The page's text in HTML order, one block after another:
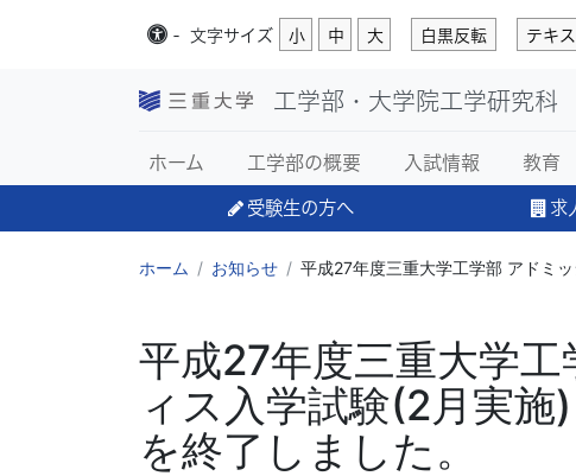
- 文字サイズ 小 中 大 白黒反転 テキ
工学部・大学院工学研究科
ホーム 工学部の概要 入試情報 教育
受験生の方へ 求
ホーム お知らせ 平成27年度三重大学工学部 アドミ
平成27年度三重大学
ィス入学試験(2月実
を終了しました。